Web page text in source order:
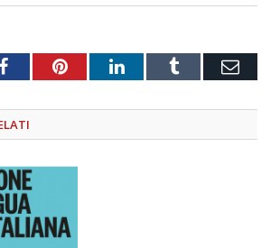
FacebookPinterestLinkedInTumblr